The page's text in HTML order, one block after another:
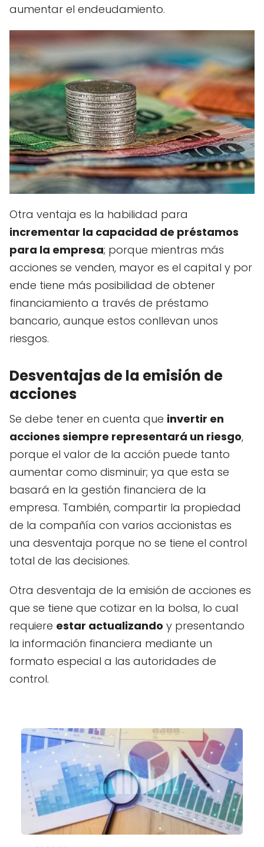
aumentar el endeudamiento.
Otra ventaja es la habilidad para
incrementar la capacidad de préstamos
para la empresa; porque mientras más
acciones se venden, mayor es el capital y por
ende tiene más posibilidad de obtener
financiamiento a través de préstamo
bancario, aunque estos conllevan unos
riesgos.
Desventajas de la emisión de
acciones
Se debe tener en cuenta que invertir en
acciones siempre representará un riesgo,
porque el valor de la acción puede tanto
aumentar como disminuir; ya que esta se
basará en la gestión financiera de la
empresa. También, compartir la propiedad
de la compañía con varios accionistas es
una desventaja porque no se tiene el control
total de las decisiones.
Otra desventaja de la emisión de acciones es
que se tiene que cotizar en la bolsa, lo cual
requiere estar actualizando y presentando
la información financiera mediante un
formato especial a las autoridades de
control.